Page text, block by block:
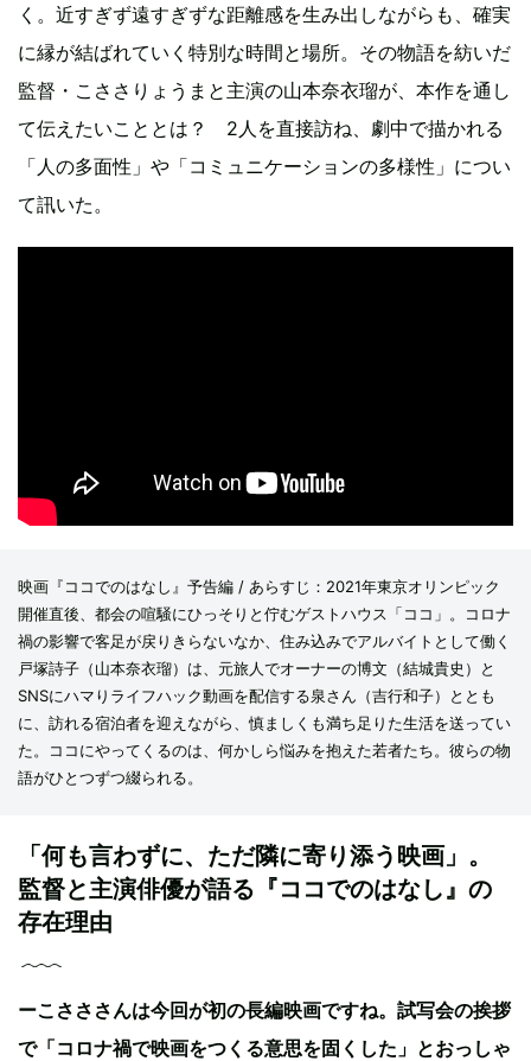
く。近すぎず遠すぎずな距離感を生み出しながらも、確実
に縁が結ばれていく特別な時間と場所。その物語を紡いだ
監督・こささりょうまと主演の山本奈衣瑠が、本作を通し
て伝えたいこととは？ 2人を直接訪ね、劇中で描かれる
「人の多面性」や「コミュニケーションの多様性」につい
て訊いた。
映画『ココでのはなし』予告編 / あらすじ：2021年東京オリンピック
開催直後、都会の喧騒にひっそりと佇むゲストハウス「ココ」。コロナ
禍の影響で客足が戻りきらないなか、住み込みでアルバイトとして働く
戸塚詩子（山本奈衣瑠）は、元旅人でオーナーの博文（結城貴史）と
SNSにハマりライフハック動画を配信する泉さん（吉行和子）ととも
に、訪れる宿泊者を迎えながら、慎ましくも満ち足りた生活を送ってい
た。ココにやってくるのは、何かしら悩みを抱えた若者たち。彼らの物
語がひとつずつ綴られる。
「何も言わずに、ただ隣に寄り添う映画」。
監督と主演俳優が語る『ココでのはなし』の
存在理由
ーこさささんは今回が初の長編映画ですね。試写会の挨拶
で「コロナ禍で映画をつくる意思を固くした」とおっしゃ